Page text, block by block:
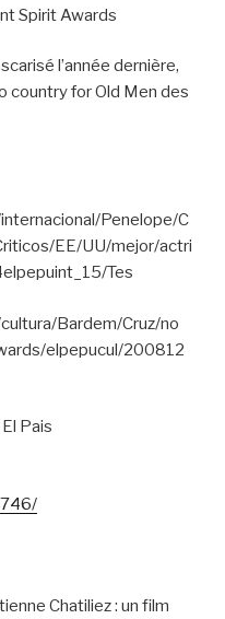
Spirit Awards
l’année dernière,
country for Old Men des
Penelope/C
EE/UU/mejor/actri
Tes
Bardem/Cruz/no
elpepucul/200812
Pais
Chatiliez : un film